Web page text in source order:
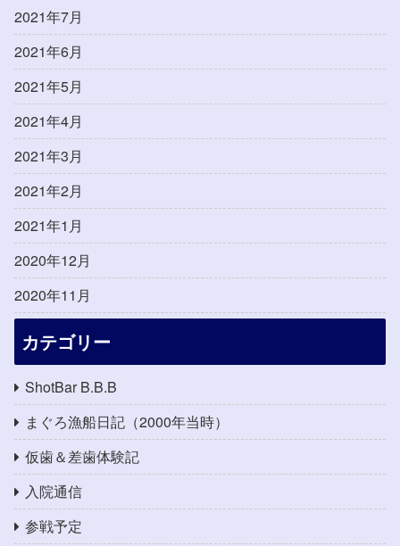
2021年7月
2021年6月
2021年5月
2021年4月
2021年3月
2021年2月
2021年1月
2020年12月
2020年11月
カテゴリー
ShotBar B.B.B
まぐろ漁船日記（2000年当時）
仮歯＆差歯体験記
入院通信
参戦予定